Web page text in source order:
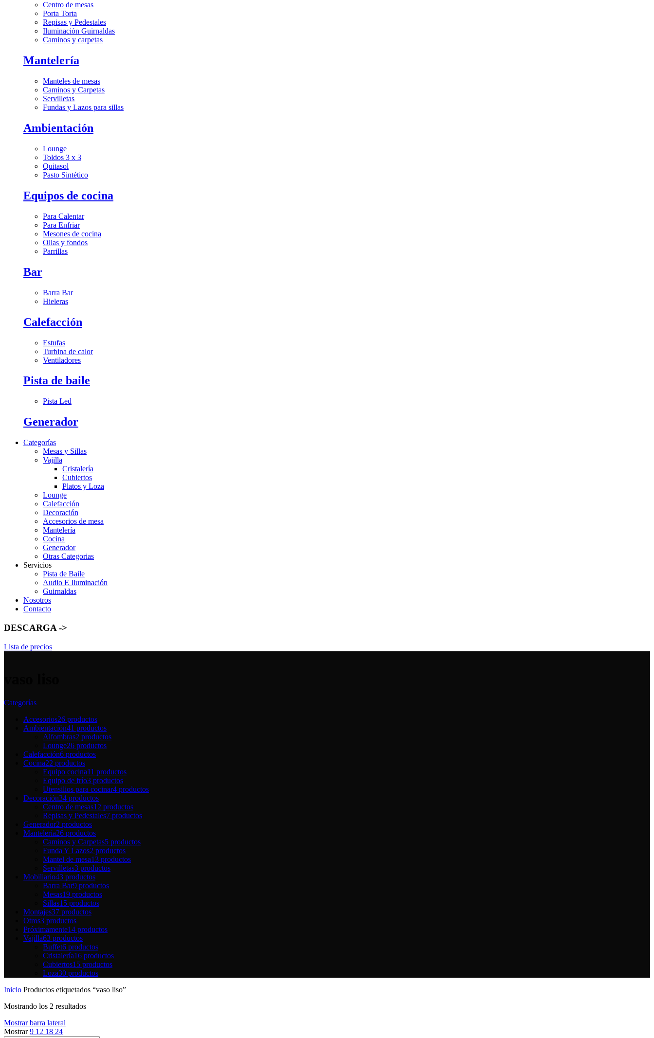
Centro de mesas
Porta Torta
Repisas y Pedestales
Iluminación Guirnaldas
Caminos y carpetas
Mantelería
Manteles de mesas
Caminos y Carpetas
Servilletas
Fundas y Lazos para sillas
Ambientación
Lounge
Toldos 3 x 3
Quitasol
Pasto Sintético
Equipos de cocina
Para Calentar
Para Enfriar
Mesones de cocina
Ollas y fondos
Parrillas
Bar
Barra Bar
Hieleras
Calefacción
Estufas
Turbina de calor
Ventiladores
Pista de baile
Pista Led
Generador
Categorías
Mesas y Sillas
Vajilla
Cristalería
Cubiertos
Platos y Loza
Lounge
Calefacción
Decoración
Accesorios de mesa
Mantelería
Cocina
Generador
Otras Categorias
Servicios
Pista de Baile
Audio E Iluminación
Guirnaldas
Nosotros
Contacto
DESCARGA ->
Lista de precios
Categorías
Accesorios26 productos
Ambientación41 productos
Alfombras2 productos
Lounge26 productos
Calefacción6 productos
Cocina22 productos
Equipo cocina11 productos
Equipo de frío3 productos
Utensilios para cocinar4 productos
Decoración34 productos
Centro de mesas12 productos
Repisas y Pedestales7 productos
Generador2 productos
Mantelería26 productos
Caminos y Carpetas5 productos
Funda Y Lazos2 productos
Mantel de mesa13 productos
Servilletas3 productos
Mobiliario43 productos
Barra Bar9 productos
Mesas19 productos
Sillas15 productos
Montajes37 productos
Otros3 productos
Próximamente14 productos
Vajilla63 productos
Buffet6 productos
Cristalería16 productos
Cubiertos15 productos
Loza30 productos
Inicio Productos etiquetados “vaso liso”
Mostrando los 2 resultados
Mostrar barra lateral
Mostrar9 12 18 24